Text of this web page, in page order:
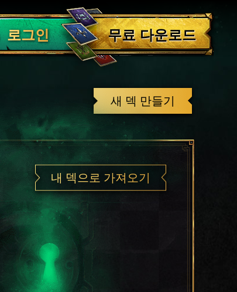
로그인
아웃
무료 다운로드
새 덱 만들기
내 덱으로 가져오기